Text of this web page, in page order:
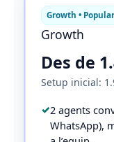
Growth • Popular
Growth
Des de
Setup inicial:
2 agents
WhatsApp),